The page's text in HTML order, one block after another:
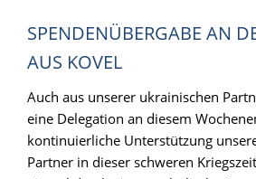
SPENDENÜBERGABE AN
AUS KOVEL
Auch aus unserer ukrainischen
eine Delegation an diesem
kontinuierliche Unterstützung
Partner in dieser schweren